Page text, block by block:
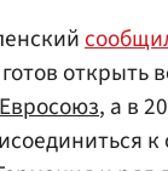
открыть
Евросоюз, а в